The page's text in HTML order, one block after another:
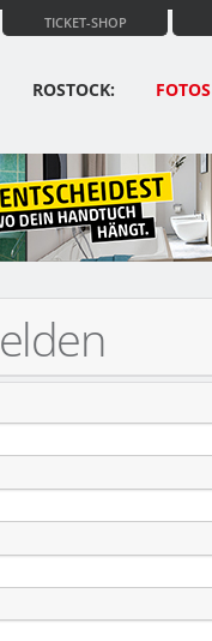
TICKET-SHOP
ROSTOCK: FOTOS